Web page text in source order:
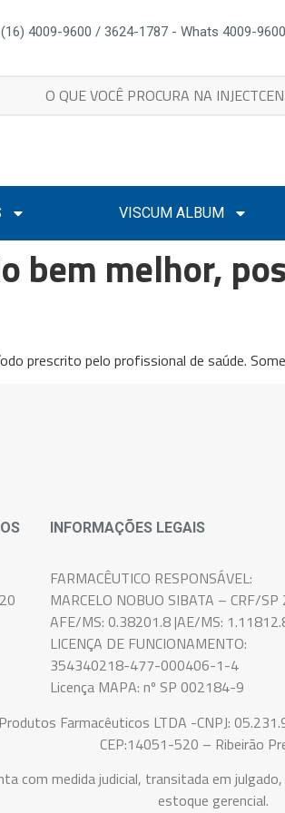
(16) 4009-9600 / 3624-1787 - Whats 4009-
VISCUM ALBUM
bem melhor,
prescrito pelo profissional de saúde.
INFORMAÇÕES LEGAIS
FARMACÊUTICO RESPONSÁVEL:
MARCELO NOBUO SIBATA – CRF/SP
AFE/MS: 0.38201.8 |AE/MS:
LICENÇA DE FUNCIONAMENTO:
354340218-477-000406-1-4
Licença MAPA: nº SP 002184-9
Farmacêuticos LTDA -CNPJ:
CEP:14051-520 – Ribeirão
com medida judicial, transitada em
estoque gerencial.